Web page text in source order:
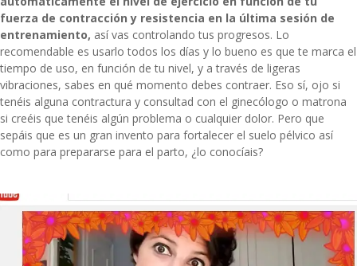
fuerza de contracción y resistencia en la última sesión de
entrenamiento, así vas controlando tus progresos. Lo
recomendable es usarlo todos los días y lo bueno es que te marca el
tiempo de uso, en función de tu nivel, y a través de ligeras
vibraciones, sabes en qué momento debes contraer. Eso sí, ojo si
tenéis alguna contractura y consultad con el ginecólogo o matrona
si creéis que tenéis algún problema o cualquier dolor. Pero que
sepáis que es un gran invento para fortalecer el suelo pélvico así
como para prepararse para el parto, ¿lo conocíais?